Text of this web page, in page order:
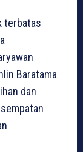
terbatas
Baratama
dan